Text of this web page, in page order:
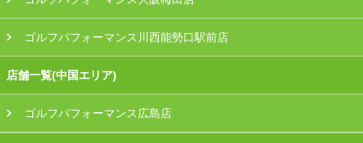
ゴルフパフォーマンス川西能勢口駅前店
店舗一覧(中国エリア)
ゴルフパフォーマンス広島店